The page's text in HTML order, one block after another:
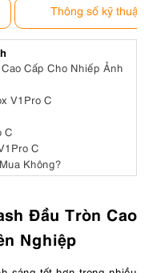
Thông số kỹ thuật
Cấp Cho Nhiếp Ảnh
V1Pro C
C
C
Không?
Đầu Tròn Cao
Nghiệp